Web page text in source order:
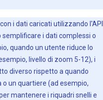
i dati caricati utilizzando l'API
i dati complessi o
quando un utente riduce lo
livello di zoom 5-12), i
diverso rispetto a quando
un quartiere (ad esempio,
mantenere i riquadri snelli e